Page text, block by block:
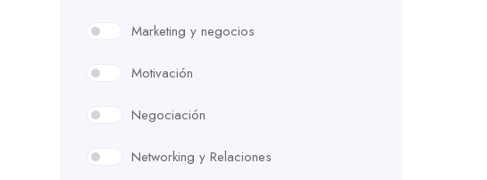
Marketing y negocios
Motivación
Negociación
Networking y Relaciones